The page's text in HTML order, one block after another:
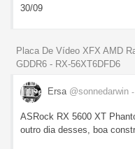
30/09
Placa De Vídeo XFX AMD
GDDR6 - RX-56XT6DFD6
Ersa @sonnedarwin
ASRock RX 5600 XT
outro dia desses, boa